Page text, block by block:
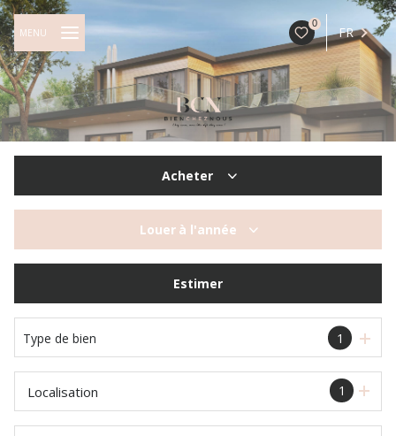
0
FR
MENU
Acheter
Louer à l'année
Estimer
Type de bien 1
1
Localisation